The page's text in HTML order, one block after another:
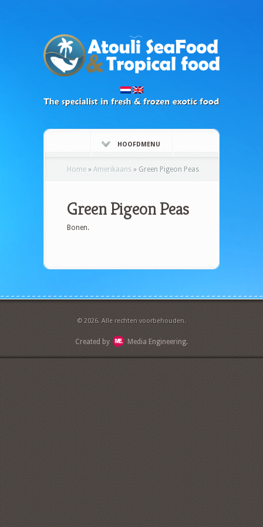
HOOFDMENU
Home » Amerikaans » Green Pigeon Peas
Green Pigeon Peas
Bonen.
© 2026. Alle rechten voorbehouden.
Created by Media Engineering.